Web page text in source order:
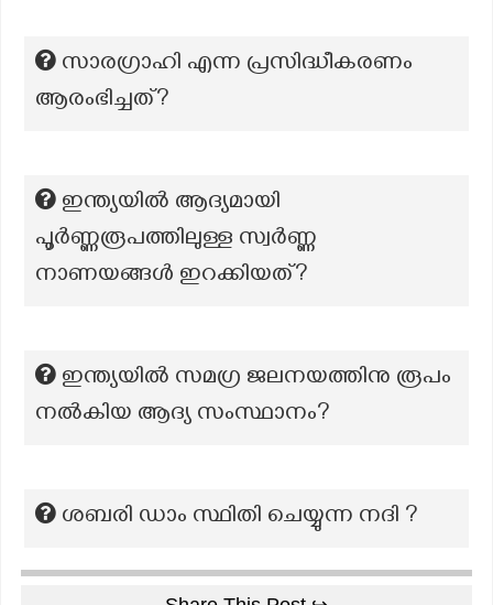
സാരഗ്രാഹി എന്ന പ്രസിദ്ധീകരണം
ആരംഭിച്ചത്?
ഇന്ത്യയിൽ ആദ്യമായി
പൂർണ്ണരൂപത്തിലുള്ള സ്വർണ്ണ
നാണയങ്ങൾ ഇറക്കിയത്?
ഇന്ത്യയിൽ സമഗ്ര ജലനയത്തിനു രൂപം
നൽകിയ ആദ്യ സംസ്ഥാനം?
ശബരി ഡാം സ്ഥിതി ചെയ്യുന്ന നദി ?